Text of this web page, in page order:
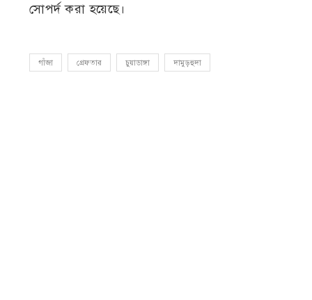
সোপর্দ করা হয়েছে।
গাঁজা গ্রেফতার চুয়াডাঙ্গা দামুড়হুদা